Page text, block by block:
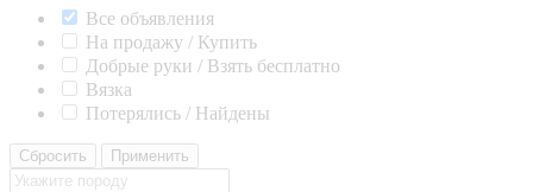
Все объявления
На продажу / Купить
Добрые руки / Взять бесплатно
Вязка
Потерялись / Найдены
Сбросить Применить